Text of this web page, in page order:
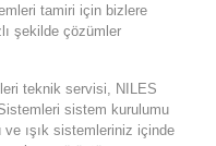
tamiri için bizlere
şekilde çözümler
teknik servisi, NILES
sistem kurulumu
ışık sistemleriniz içinde